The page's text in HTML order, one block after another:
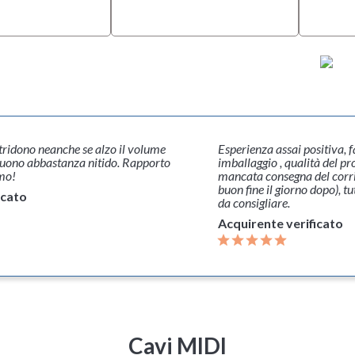
positiva, facilità di pagamento,
del prodotto, assistenza per la prima
del corriere di poste italiane sda (a
dopo), tutto ok, un indirizzo senz'altro
Navigare sul sito è
vastissima gamma di
descrizioni sono
competitivi.
Acquirente
Cavi MIDI